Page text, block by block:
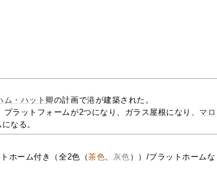
ム・ハット卿の計画で港が建築された。
ラットフォームが2つになり、ガラス屋根になり、 マロ
なる。
トホーム付き（全2色（茶色、 灰色 ））/プラットホームな